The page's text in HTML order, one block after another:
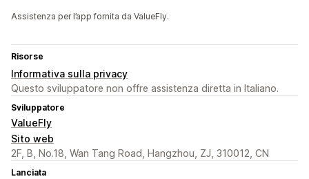
Assistenza per l’app fornita da ValueFly.
Risorse
Informativa sulla privacy
Questo sviluppatore non offre assistenza diretta in Italiano.
Sviluppatore
ValueFly
Sito web
2F, B, No.18, Wan Tang Road, Hangzhou, ZJ, 310012, CN
Lanciata